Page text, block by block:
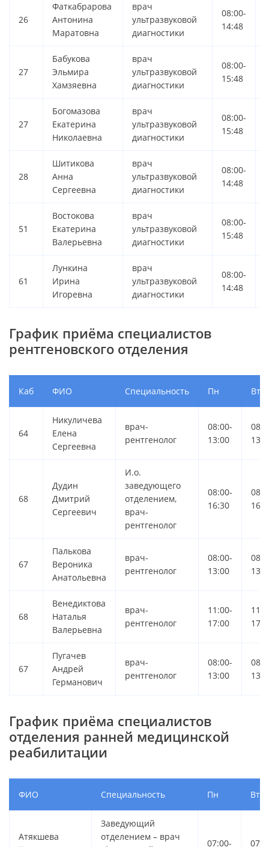
26
Фаткабрарова
Антонина
Маратовна
врач
ультразвуковой
диагностики
08:00-
14:48
27
Бабукова
Эльмира
Хамзяевна
врач
ультразвуковой
диагностики
08:00-
15:48
27
Богомазова
Екатерина
Николаевна
врач
ультразвуковой
диагностики
08:00-
15:48
28
Шитикова
Анна
Сергеевна
врач
ультразвуковой
диагностики
08:00-
14:48
51
Востокова
Екатерина
Валерьевна
врач
ультразвуковой
диагностики
08:00-
15:48
61
Лункина
Ирина
Игоревна
врач
ультразвуковой
диагностики
08:00-
14:48
График приёма специалистов
рентгеновского отделения
Каб ФИО Специальность Пн Вт
64
Никуличева
Елена
Сергеевна
врач-
рентгенолог
08:00-
13:00
68
Дудин
Дмитрий
Сергеевич
И.о.
заведующего
отделением,
врач-
рентгенолог
08:00-
16:30
67
Палькова
Вероника
Анатольевна
врач-
рентгенолог
08:00-
13:00
68
Венедиктова
Наталья
Валерьевна
врач-
рентгенолог
11:00-
17:00
67
Пугачев
Андрей
Германович
врач-
рентгенолог
08:00-
13:00
График приёма специалистов
отделения ранней медицинской
реабилитации
ФИО Специальность Пн Вт
Атякшева
Заведующий
отделением – врач
07:00-